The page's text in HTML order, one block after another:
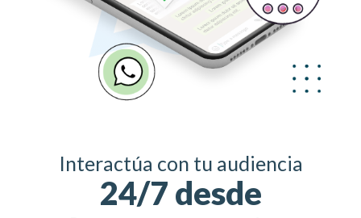
Interactúa con tu audiencia
24/7 desde